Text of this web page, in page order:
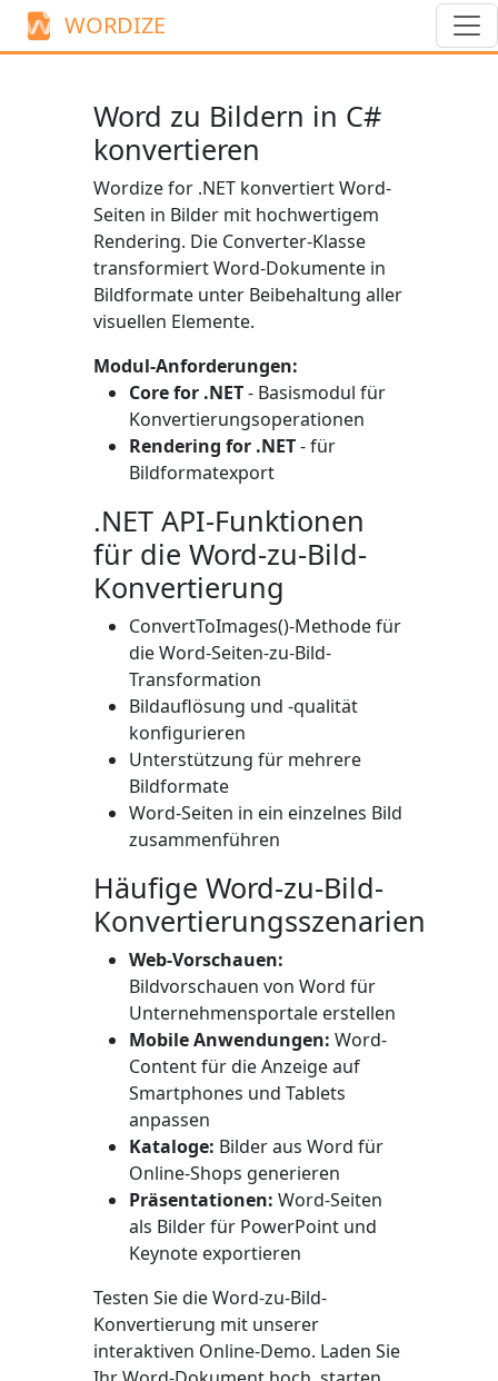
WORDIZE
Word zu Bildern in C#
konvertieren
Wordize for .NET konvertiert Word-
Seiten in Bilder mit hochwertigem
Rendering. Die Converter-Klasse
transformiert Word-Dokumente in
Bildformate unter Beibehaltung aller
visuellen Elemente.
Modul-Anforderungen:
Core for .NET- Basismodul für
Konvertierungsoperationen
Rendering for .NET- für
Bildformatexport
.NET API-Funktionen
für die Word-zu-Bild-
Konvertierung
ConvertToImages()-Methode für
die Word-Seiten-zu-Bild-
Transformation
Bildauflösung und -qualität
konfigurieren
Unterstützung für mehrere
Bildformate
Word-Seiten in ein einzelnes Bild
zusammenführen
Häufige Word-zu-Bild-
Konvertierungsszenarien
Web-Vorschauen:
Bildvorschauen von Word für
Unternehmensportale erstellen
Mobile Anwendungen: Word-
Content für die Anzeige auf
Smartphones und Tablets
anpassen
Kataloge: Bilder aus Word für
Online-Shops generieren
Präsentationen: Word-Seiten
als Bilder für PowerPoint und
Keynote exportieren
Testen Sie die Word-zu-Bild-
Konvertierung mit unserer
interaktiven Online-Demo. Laden Sie